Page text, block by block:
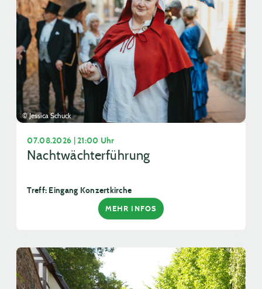
© Jessica Schuck
07.08.2026 | 21:00 Uhr
Nachtwächterführung
Treff: Eingang Konzertkirche
MEHR INFOS